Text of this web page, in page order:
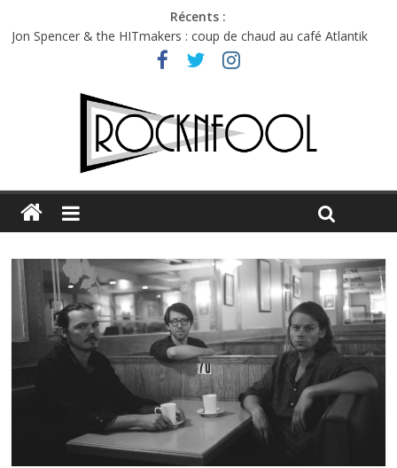
Récents :
Charlie Puth à l’Olympia : la leçon de pop du Professeur Puth
Jon Spencer & the HITmakers : coup de chaud au café Atlantik
Hellfest 2026 vendredi : température et émotions en hausse
Première édition du Midgard Festival : entre bière, métal et